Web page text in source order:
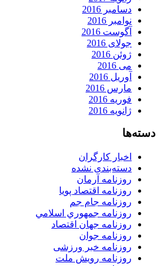
دسامبر 2016
نوامبر 2016
آگوست 2016
جولای 2016
ژوئن 2016
می 2016
آوریل 2016
مارس 2016
فوریه 2016
ژانویه 2016
دسته‌ها
اخبار کارگران
دسته‌بندی نشده
روزنامه آرمان
روزنامه اقتصاد پویا
روزنامه جام جم
روزنامه جمهوري اسلامي
روزنامه جهان اقتصاد
روزنامه جوان
روزنامه خبر ورزشى
روزنامه رویش ملت